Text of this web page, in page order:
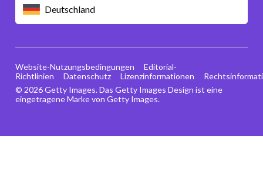
Deutschland
© 2026 Getty Images. Das Getty Images Design ist eine
eingetragene Marke von Getty Images.
Website-Nutzungsbedingungen
Editorial-
Richtlinien
Datenschutz Lizenzinformationen